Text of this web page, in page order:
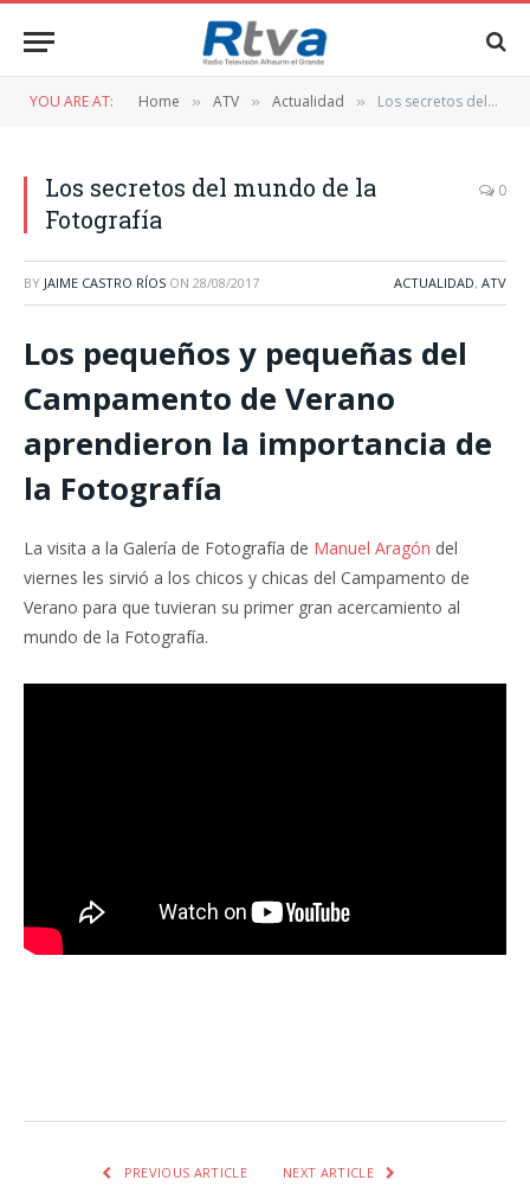
YOU ARE AT: Home » ATV » Actualidad » Los secretos del mundo de la Fotografía
Los secretos del mundo de la
Fotografía
0
BY JAIME CASTRO RÍOS ON 28/08/2017 ACTUALIDAD, ATV
Los pequeños y pequeñas del
Campamento de Verano
aprendieron la importancia de
la Fotografía
La visita a la Galería de Fotografía de Manuel Aragón del
viernes les sirvió a los chicos y chicas del Campamento de
Verano para que tuvieran su primer gran acercamiento al
mundo de la Fotografía.
PREVIOUS ARTICLE NEXT ARTICLE